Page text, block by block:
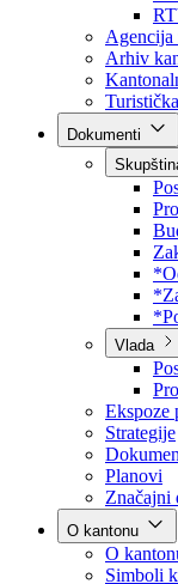
Javna
Agencija
Arhiv
Vlada
Ekspoze
Strategije
Planovi
Značajni